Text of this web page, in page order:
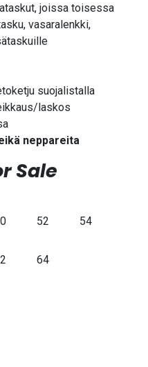
joissa toisessa
vasaralenkki,
suojalistalla
laskos
neppareita
Sale
52 54
64